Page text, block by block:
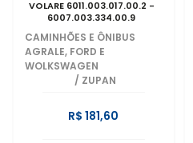
VOLARE 6011.003.017.00.2 -
6007.003.334.00.9
CAMINHÕES E ÔNIBUS
AGRALE, FORD E
WOLKSWAGEN
/ ZUPAN
R$ 181,60